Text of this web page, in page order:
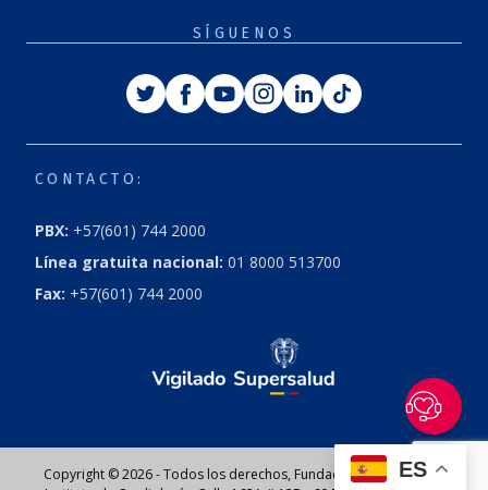
SÍGUENOS
TwitterFacebook
YoutubeInstagram
LinkedinTiktok
CONTACTO:
PBX: +57(601) 744 2000
Línea gratuita nacional: 01 8000 513700
Fax: +57(601) 744 2000
Copyright © 2026 - Todos los derechos, Fundación Cardioinfantil
ES